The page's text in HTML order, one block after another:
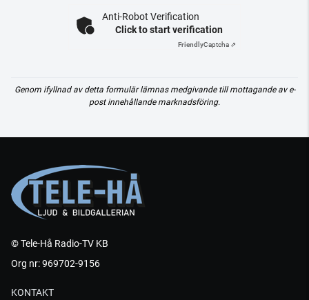
Anti-Robot Verification
Click to start verification
FriendlyCaptcha ⇗
Genom ifyllnad av detta formulär lämnas medgivande till mottagande av e-
post innehållande marknadsföring.
© Tele-Hå Radio-TV KB
Org nr: 969702-9156
KONTAKT